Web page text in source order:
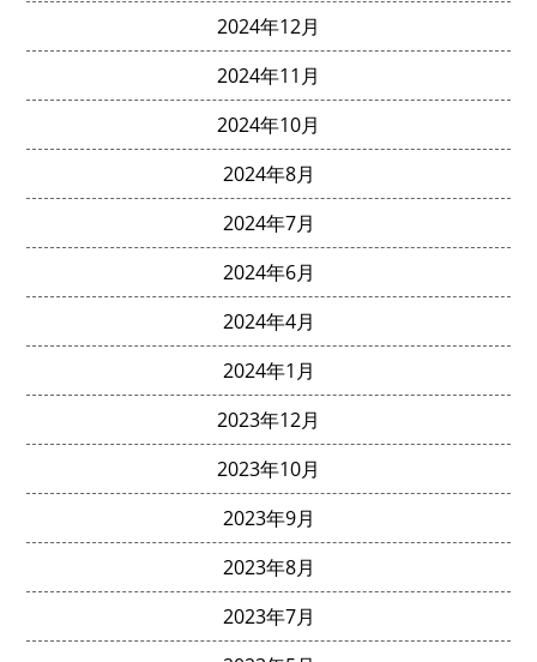
2024年12月
2024年11月
2024年10月
2024年8月
2024年7月
2024年6月
2024年4月
2024年1月
2023年12月
2023年10月
2023年9月
2023年8月
2023年7月